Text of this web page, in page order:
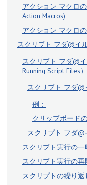
アクション マクロ
Action Macros)
アクション マクロ
スクリプト フダ@イ
スクリプト フダ@
Running Script Files）
スクリプト フダ@
例：
クリップボード
スクリプト フダ@
スクリプト実行の一
スクリプト実行の再
スクリプトの繰り返